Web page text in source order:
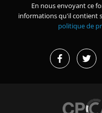
En nous envoyant ce
informations qu'il contient
politique de